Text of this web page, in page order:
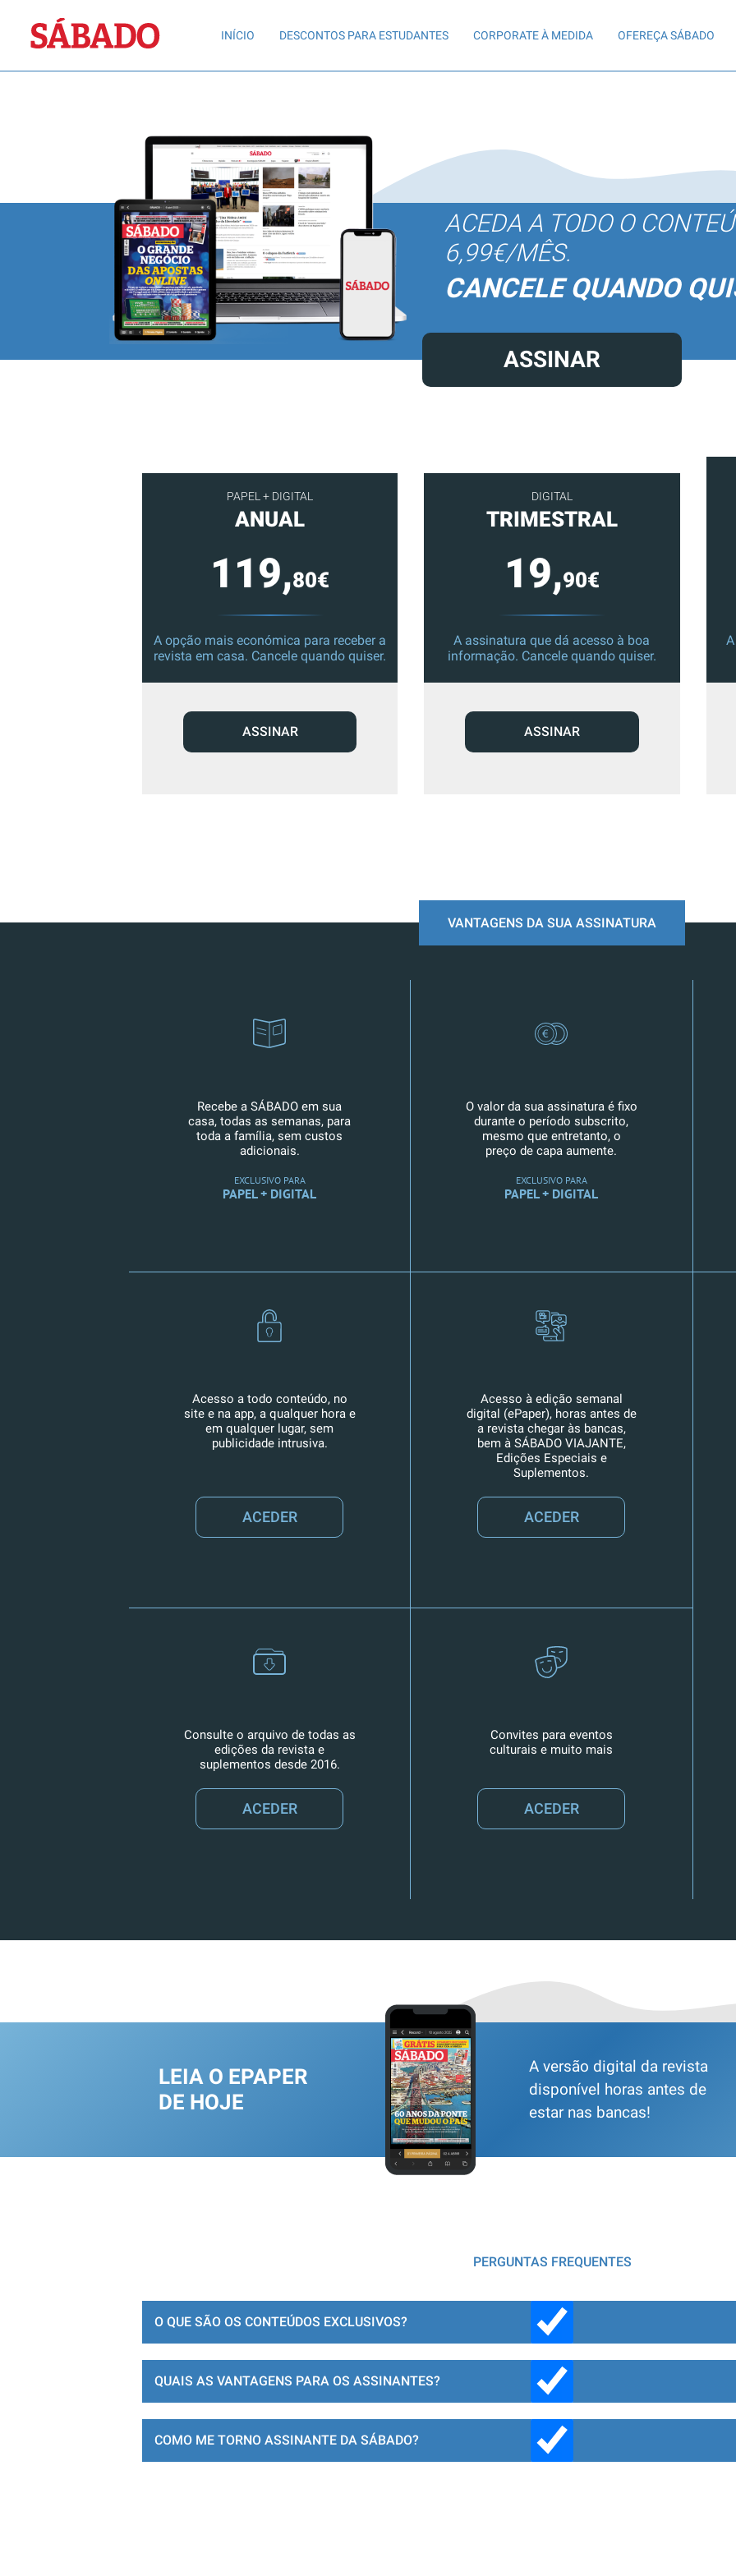
Sábado
INÍCIO DESCONTOS PARA ESTUDANTES CORPORATE À MEDIDA OFEREÇA SÁBADO
ACEDA A TODO O
6,99€/MÊS.
CANCELE QUANDO
ASSINAR
PAPEL + DIGITAL
ANUAL
119,80€
A opção mais económica para receber a
revista em casa. Cancele quando quiser.
ASSINAR
DIGITAL
TRIMESTRAL
19,90€
A assinatura que dá acesso à boa
informação. Cancele quando quiser.
ASSINAR
VANTAGENS DA SUA ASSINATURA
Recebe a SÁBADO em sua
casa, todas as semanas, para
toda a família, sem custos
adicionais.
EXCLUSIVO PARA
PAPEL + DIGITAL
O valor da sua assinatura é fixo
durante o período subscrito,
mesmo que entretanto, o
preço de capa aumente.
EXCLUSIVO PARA
PAPEL + DIGITAL
Acesso a todo conteúdo, no
site e na app, a qualquer hora e
em qualquer lugar, sem
publicidade intrusiva.
ACEDER
Acesso à edição semanal
digital (ePaper), horas antes de
a revista chegar às bancas,
bem à SÁBADO VIAJANTE,
Edições Especiais e
Suplementos.
ACEDER
Consulte o arquivo de todas as
edições da revista e
suplementos desde 2016.
ACEDER
Convites para eventos
culturais e muito mais
ACEDER
LEIA O EPAPER
DE HOJE
A versão digital da revista
disponível horas antes de
estar nas bancas!
PERGUNTAS FREQUENTES
O QUE SÃO OS CONTEÚDOS EXCLUSIVOS?
QUAIS AS VANTAGENS PARA OS ASSINANTES?
COMO ME TORNO ASSINANTE DA SÁBADO?